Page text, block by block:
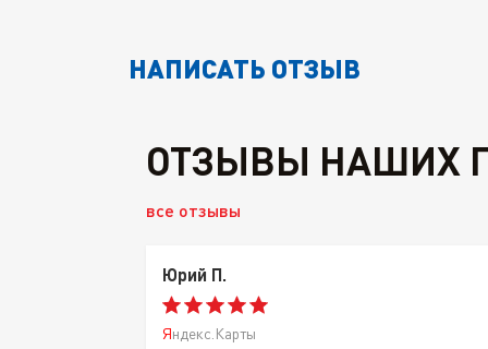
НАПИСАТЬ ОТЗЫВ
ОТЗЫВЫ НАШИХ
все отзывы
Юрий П.
Яндекс.Карты